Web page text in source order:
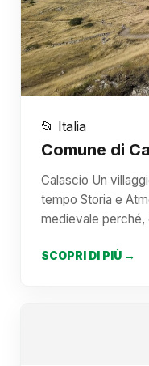
📂 Italia
Comune di
Calascio Un
tempo Storia e
medievale perché,
SCOPRI DI PIÙ →